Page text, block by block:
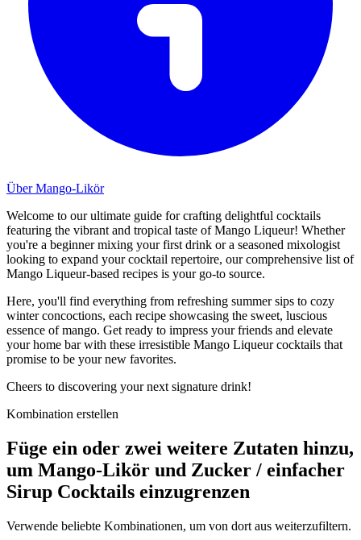
Über Mango-Likör
Welcome to our ultimate guide for crafting delightful cocktails
featuring the vibrant and tropical taste of Mango Liqueur! Whether
you're a beginner mixing your first drink or a seasoned mixologist
looking to expand your cocktail repertoire, our comprehensive list of
Mango Liqueur-based recipes is your go-to source.
Here, you'll find everything from refreshing summer sips to cozy
winter concoctions, each recipe showcasing the sweet, luscious
essence of mango. Get ready to impress your friends and elevate
your home bar with these irresistible Mango Liqueur cocktails that
promise to be your new favorites.
Cheers to discovering your next signature drink!
Kombination erstellen
Füge ein oder zwei weitere Zutaten hinzu,
um Mango-Likör und Zucker / einfacher
Sirup Cocktails einzugrenzen
Verwende beliebte Kombinationen, um von dort aus weiterzufiltern.